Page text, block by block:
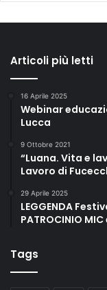
Articoli più letti
16 Aprile 2025
Webinar
Lucca
9 Ottobre 2021
“Luana. Vita e
Lavoro di
29 Aprile 2025
LEGGENDA
PATROCINIO
Tags